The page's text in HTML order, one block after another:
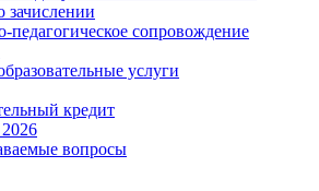
зачислении
педагогическое сопровождение
услуги
кредит
вопросы